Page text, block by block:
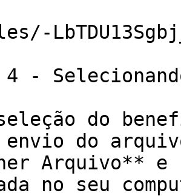
4 -
do
do
Arquivo** e
no seu